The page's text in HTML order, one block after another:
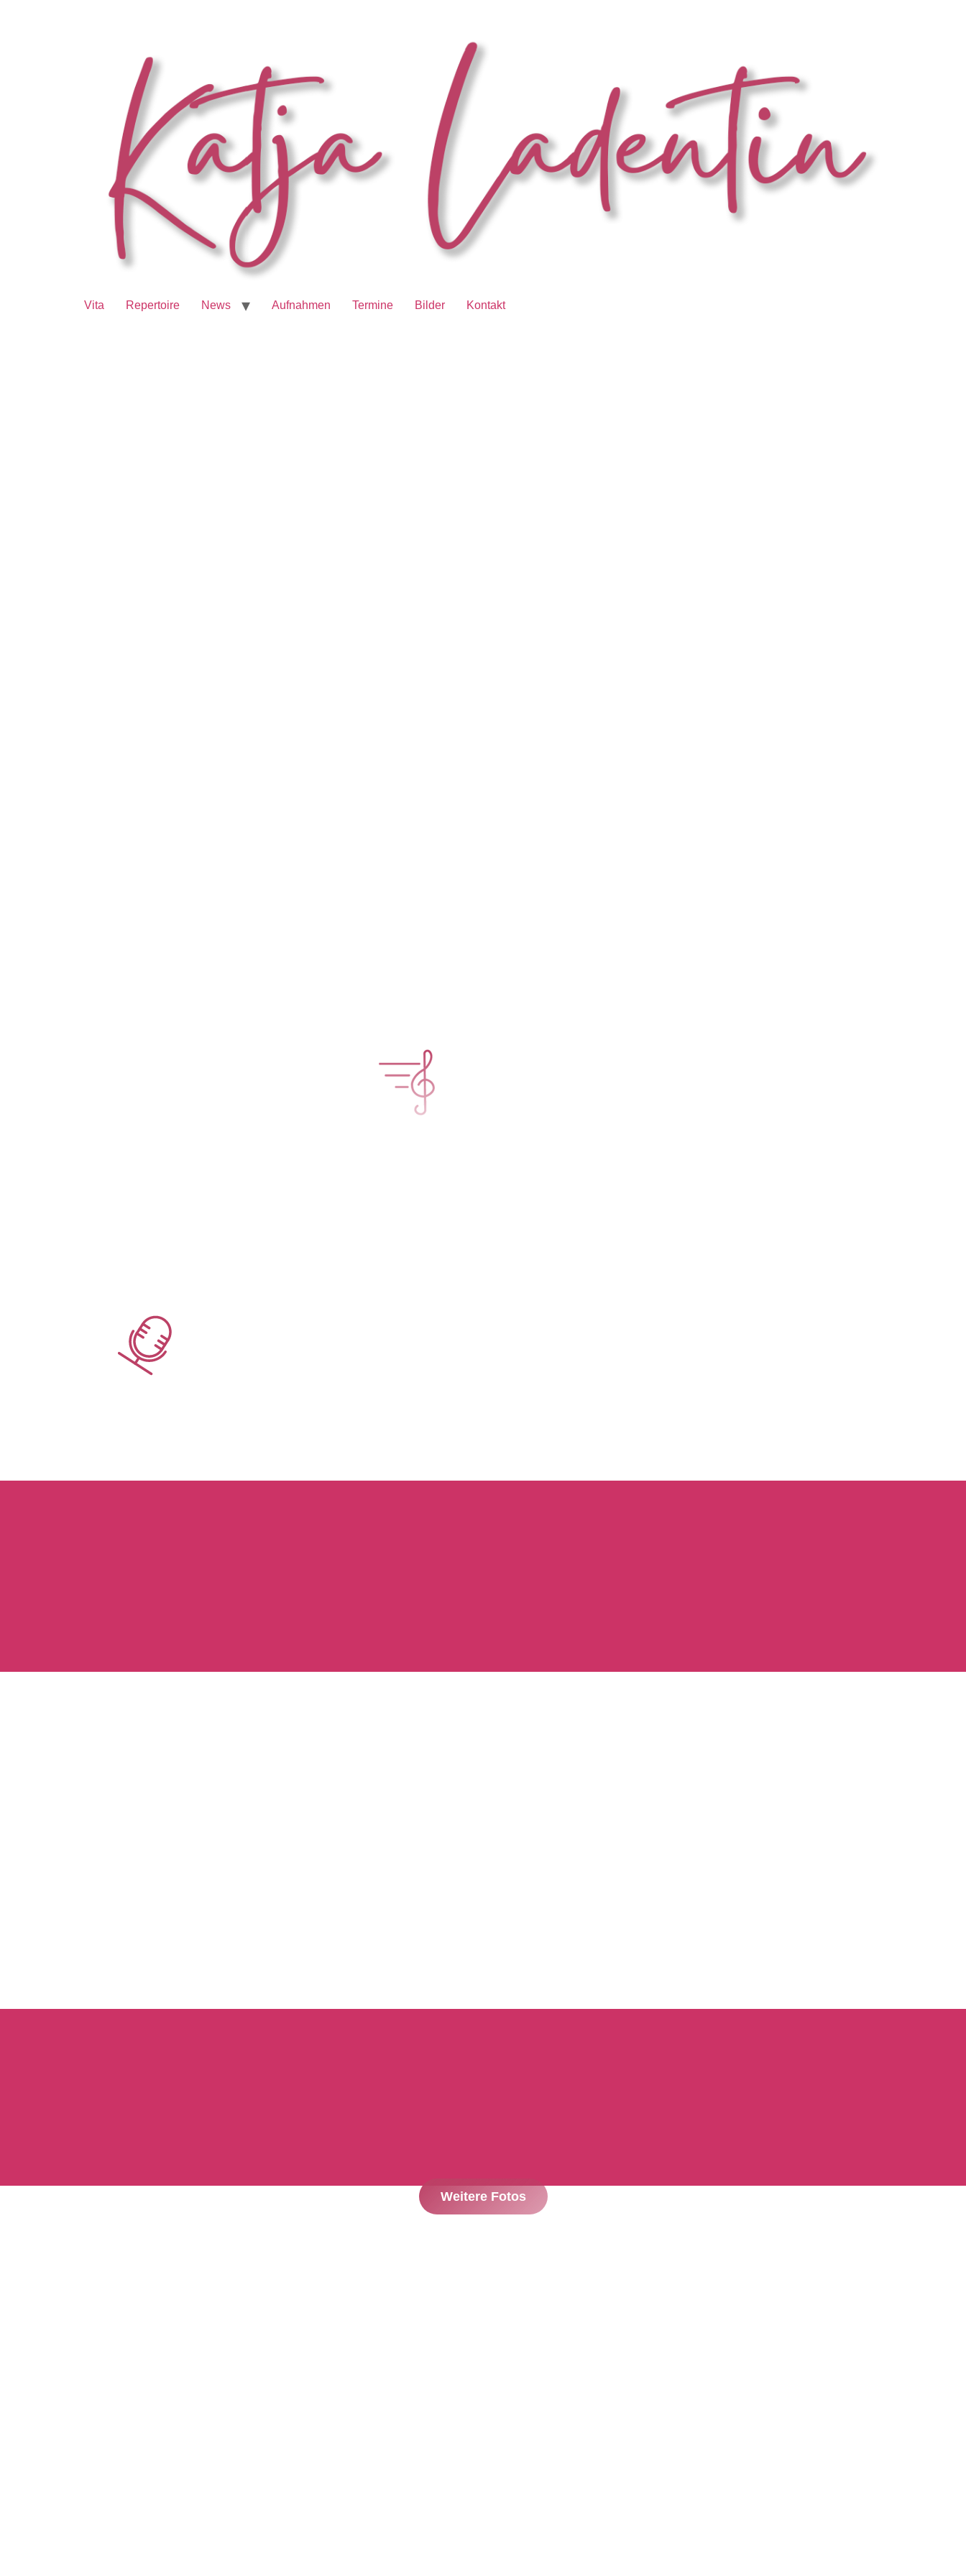
Vita Repertoire News Aufnahmen Termine Bilder Kontakt
Weitere Fotos